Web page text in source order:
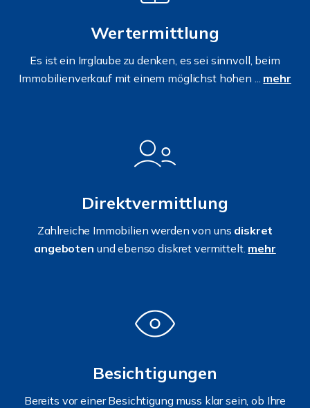
Wertermittlung
Es ist ein Irrglaube zu denken, es sei sinnvoll, beim
Immobilienverkauf mit einem möglichst hohen ... mehr
Direktvermittlung
Zahlreiche Immobilien werden von uns diskret
angeboten und ebenso diskret vermittelt. mehr
Besichtigungen
Bereits vor einer Besichtigung muss klar sein, ob Ihre